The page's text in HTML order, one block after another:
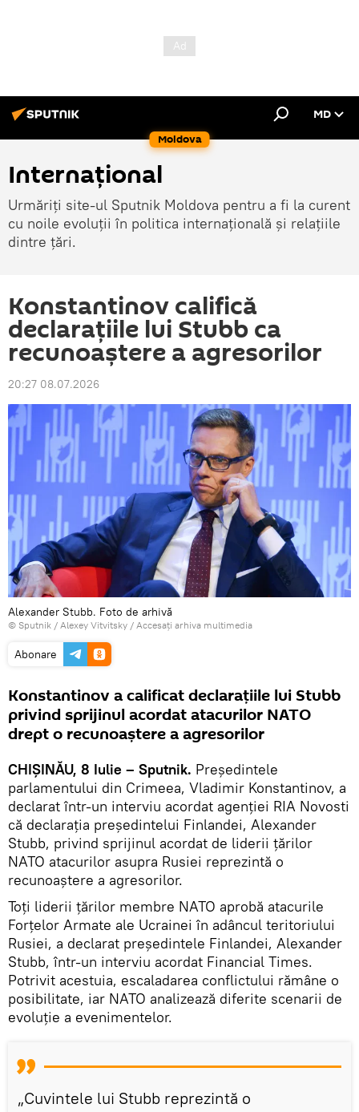
Moldova
MD
Internațional
Urmăriți site-ul Sputnik Moldova pentru a fi la curent
cu noile evoluții în politica internațională și relațiile
dintre țări.
Konstantinov califică
declarațiile lui Stubb ca
recunoaștere a agresorilor
20:27 08.07.2026
Alexander Stubb. Foto de arhivă
© Sputnik / Alexey Vitvitsky / Accesați arhiva multimedia
Abonare
Konstantinov a calificat declarațiile lui Stubb
privind sprijinul acordat atacurilor NATO
drept o recunoaștere a agresorilor
CHIȘINĂU, 8 Iulie – Sputnik. Președintele
parlamentului din Crimeea, Vladimir Konstantinov, a
declarat într-un interviu acordat agenției RIA Novosti
că declarația președintelui Finlandei, Alexander
Stubb, privind sprijinul acordat de liderii țărilor
NATO atacurilor asupra Rusiei reprezintă o
recunoaștere a agresorilor.
Toți liderii țărilor membre NATO aprobă atacurile
Forțelor Armate ale Ucrainei în adâncul teritoriului
Rusiei, a declarat președintele Finlandei, Alexander
Stubb, într-un interviu acordat Financial Times.
Potrivit acestuia, escaladarea conflictului rămâne o
posibilitate, iar NATO analizează diferite scenarii de
evoluție a evenimentelor.
„Cuvintele lui Stubb reprezintă o